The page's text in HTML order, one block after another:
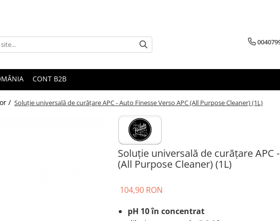
CONT B2B
/ Soluție universală de curățare APC - Auto Finesse Verso APC (All Purpose Cleaner) (1L)
Soluție universală de curățare APC
(All Purpose Cleaner) (1L)
104,90 RON
pH 10 în concentrat